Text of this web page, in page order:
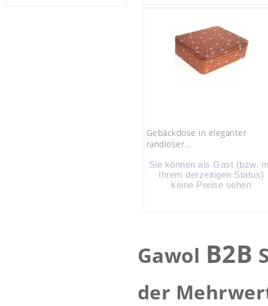
Gebäckdose in eleganter
randloser...
Sie können als Gast (bzw.
Ihrem derzeitigen Status)
keine Preise sehen
Gawol B2B
der